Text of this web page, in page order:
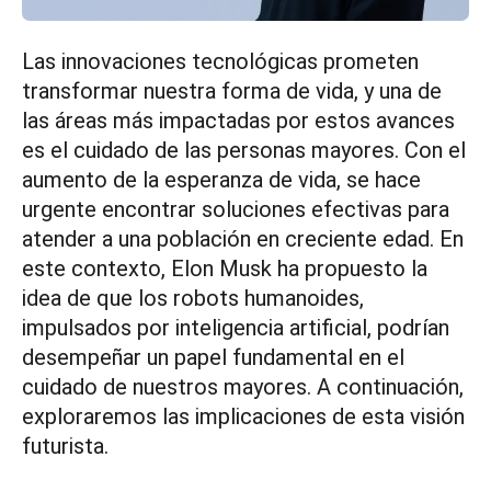
Las innovaciones tecnológicas prometen
transformar nuestra forma de vida, y una de
las áreas más impactadas por estos avances
es el cuidado de las personas mayores. Con el
aumento de la esperanza de vida, se hace
urgente encontrar soluciones efectivas para
atender a una población en creciente edad. En
este contexto, Elon Musk ha propuesto la
idea de que los robots humanoides,
impulsados por inteligencia artificial, podrían
desempeñar un papel fundamental en el
cuidado de nuestros mayores. A continuación,
exploraremos las implicaciones de esta visión
futurista.